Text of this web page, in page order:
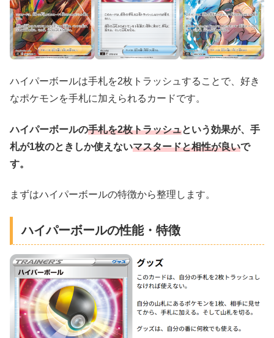
ハイパーボールは手札を2枚トラッシュすることで、好き
なポケモンを手札に加えられるカードです。
ハイパーボールの手札を2枚トラッシュという効果が、手
札が1枚のときしか使えないマスタードと相性が良いで
す。
まずはハイパーボールの特徴から整理します。
ハイパーボールの性能・特徴